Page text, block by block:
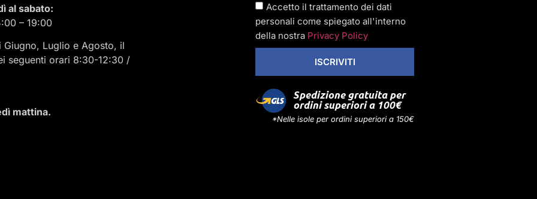
al sabato:
– 19:00
Giugno, Luglio e Agosto, il
seguenti orari 8:30-12:30 /
mattina.
Accetto il trattamento dei dati
personali come spiegato all'interno
della nostra Privacy Policy
ISCRIVITI
Spedizione gratuita per
ordini superiori a 100€
*Nelle isole per ordini superiori a 150€